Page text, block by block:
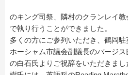
のキング司祭、隣村のクランレイ
で執り行うことができました。
多くの方にご参列いただき、鶴岡
ホーシャム市議会副議長のバージ
の白石氏よりご祝辞をいただきま